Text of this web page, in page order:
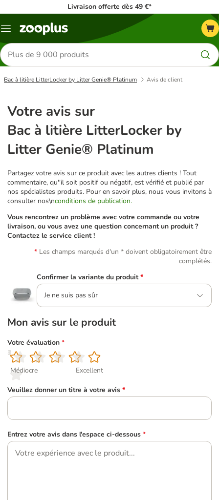
Livraison offerte dès 49 €*
Menu
Rechercher
des
produits
Bac à litière LitterLocker by Litter Genie® Platinum Avis de client
Votre avis sur
Bac à litière LitterLocker by
Litter Genie® Platinum
Partagez votre avis sur ce produit avec les autres clients ! Tout
commentaire, qu''il soit positif ou négatif, est vérifié et publié par
nos spécialistes produits. Pour en savoir plus, nous vous invitons à
consulter nos\nconditions de publication.
Vous rencontrez un problème avec votre commande ou votre
livraison, ou vous avez une question concernant un produit ?
Contactez le service client !
Les champs marqués d'un * doivent obligatoirement être
complétés.
Confirmer la variante du produit *
Je ne suis pas sûr
Mon avis sur le produit
Votre évaluation *
1
Médiocre
2
3
4
5
Excellent
Veuillez donner un titre à votre avis *
Entrez votre avis dans l'espace ci-dessous *